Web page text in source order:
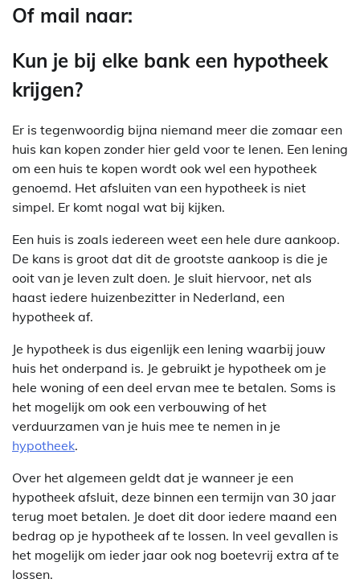
Of mail naar:
Kun je bij elke bank een hypotheek
krijgen?
Er is tegenwoordig bijna niemand meer die zomaar een
huis kan kopen zonder hier geld voor te lenen. Een lening
om een huis te kopen wordt ook wel een hypotheek
genoemd. Het afsluiten van een hypotheek is niet
simpel. Er komt nogal wat bij kijken.
Een huis is zoals iedereen weet een hele dure aankoop.
De kans is groot dat dit de grootste aankoop is die je
ooit van je leven zult doen. Je sluit hiervoor, net als
haast iedere huizenbezitter in Nederland, een
hypotheek af.
Je hypotheek is dus eigenlijk een lening waarbij jouw
huis het onderpand is. Je gebruikt je hypotheek om je
hele woning of een deel ervan mee te betalen. Soms is
het mogelijk om ook een verbouwing of het
verduurzamen van je huis mee te nemen in je
hypotheek.
Over het algemeen geldt dat je wanneer je een
hypotheek afsluit, deze binnen een termijn van 30 jaar
terug moet betalen. Je doet dit door iedere maand een
bedrag op je hypotheek af te lossen. In veel gevallen is
het mogelijk om ieder jaar ook nog boetevrij extra af te
lossen.